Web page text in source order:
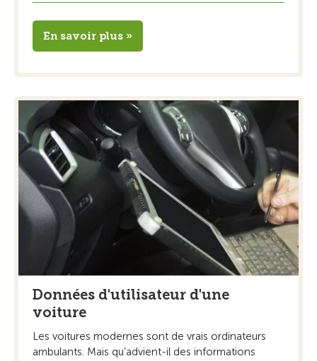
En savoir plus »
Données d'utilisateur d'une
voiture
Les voitures modernes sont de vrais ordinateurs
ambulants. Mais qu’advient-il des informations